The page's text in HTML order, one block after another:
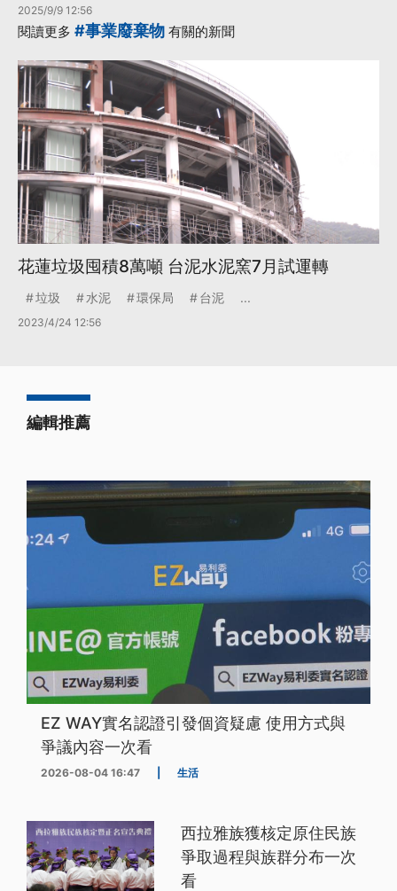
2025/9/9 12:56
閱讀更多 #事業廢棄物 有關的新聞
花蓮垃圾囤積8萬噸 台泥水泥窯7月試運轉
垃圾 水泥 環保局 台泥 ...
2023/4/24 12:56
編輯推薦
EZ WAY實名認證引發個資疑慮 使用方式與
爭議內容一次看
2026-08-04 16:47 生活
西拉雅族獲核定原住民族
爭取過程與族群分布一次
看